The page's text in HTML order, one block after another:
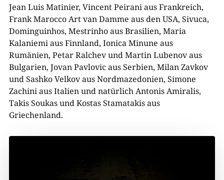
Jean Luis Matinier, Vincent Peirani aus Frankreich,
Frank Marocco Art van Damme aus den USA, Sivuca,
Dominguinhos, Mestrinho aus Brasilien, Maria
Kalaniemi aus Finnland, Ionica Minune aus
Rumänien, Petar Ralchev und Martin Lubenov aus
Bulgarien, Jovan Pavlovic aus Serbien, Milan Zavkov
und Sashko Velkov aus Nordmazedonien, Simone
Zachini aus Italien und natürlich Antonis Amiralis,
Takis Soukas und Kostas Stamatakis aus
Griechenland.